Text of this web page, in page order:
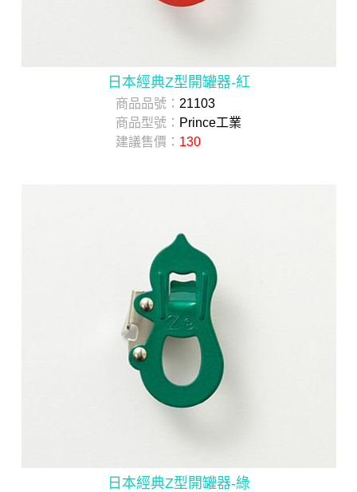
日本經典Z型開罐器-紅
商品品號： 21103
商品型號： Prince工業
建議售價： 130
日本經典Z型開罐器-綠